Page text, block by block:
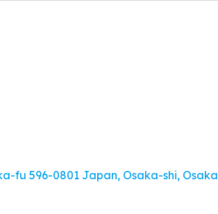
fu 596-0801 Japan, Osaka-shi, Osaka